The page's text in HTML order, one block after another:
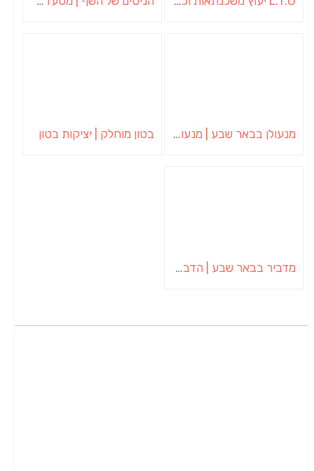
מנעולן בבאר שבע | מנעולן באופקים | ויטלי המנעולן בטון מוחלק | יציקות בטון
מדביר בבאר שבע | הדברה בבאר שבע | יוגב הדברות